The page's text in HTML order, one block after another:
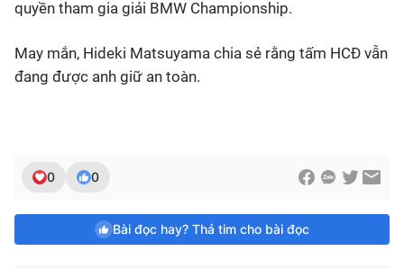
quyền tham gia giải BMW Championship.
May mắn, Hideki Matsuyama chia sẻ rằng tấm HCĐ vẫn
đang được anh giữ an toàn.
0 0
Bài đọc hay? Thả tim cho bài đọc